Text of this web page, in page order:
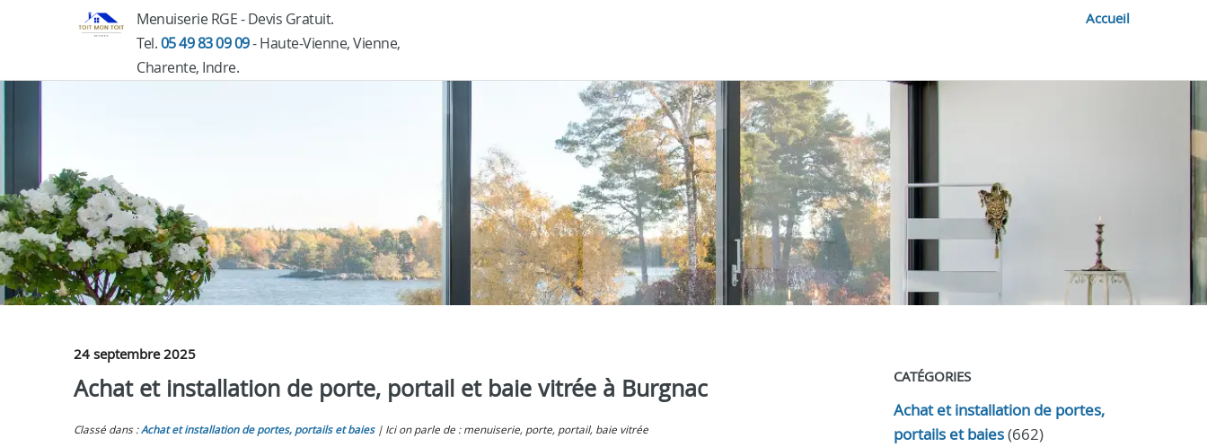
Menuiserie RGE - Devis Gratuit.
Tel.05 49 83 09 09- Haute-Vienne, Vienne,
Charente, Indre.
Accueil
24 septembre 2025
Achat et installation de porte, portail et baie vitrée à Burgnac
Classé dans :Achat et installation de portes, portails et baies Ici on parle de : menuiserie, porte, portail, baie vitrée
CATÉGORIES
Achat et installation de portes,
portails et baies(662)